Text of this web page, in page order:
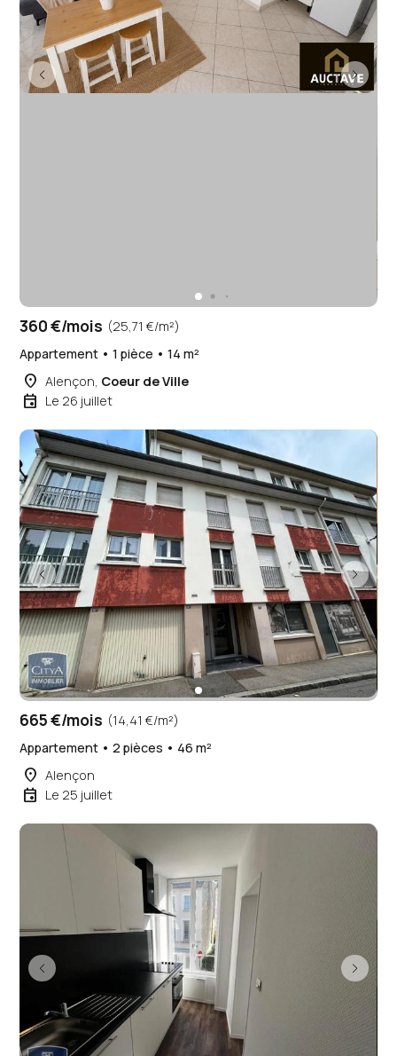
360 €/mois (25,71 €/m²)
Appartement • 1 pièce • 14 m²
place Alençon, Coeur de Ville
event Le 26 juillet
665 €/mois (14,41 €/m²)
Appartement • 2 pièces • 46 m²
place Alençon
event Le 25 juillet